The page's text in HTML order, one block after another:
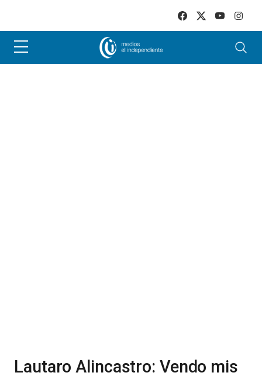
Lautaro Alincastro: Vendo mis